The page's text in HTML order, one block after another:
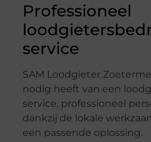
Professioneel
service
SAM Loodgieter
nodig heeft van een
service, professioneel
dankzij de lokale
een passende oplossing.